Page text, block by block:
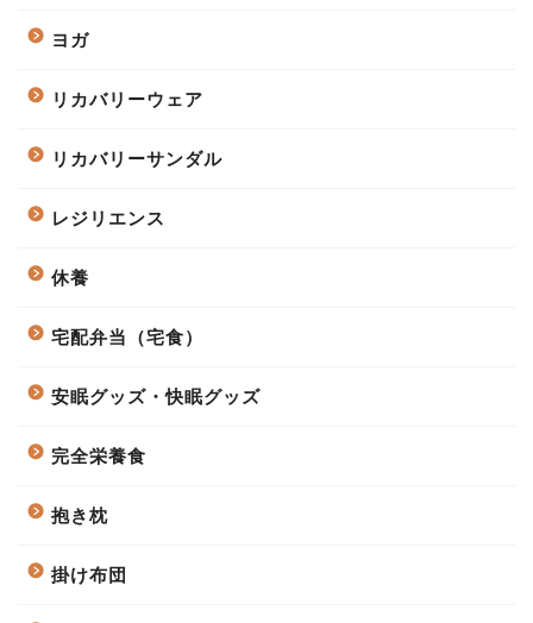
ヨガ
リカバリーウェア
リカバリーサンダル
レジリエンス
休養
宅配弁当（宅食）
安眠グッズ・快眠グッズ
完全栄養食
抱き枕
掛け布団